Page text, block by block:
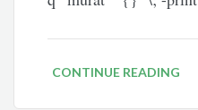
CONTINUE READING